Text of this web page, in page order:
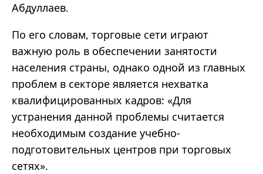
Абдуллаев.
По его словам, торговые сети играют
важную роль в обеспечении занятости
населения страны, однако одной из главных
проблем в секторе является нехватка
квалифицированных кадров: «Для
устранения данной проблемы считается
необходимым создание учебно-
подготовительных центров при торговых
сетях».